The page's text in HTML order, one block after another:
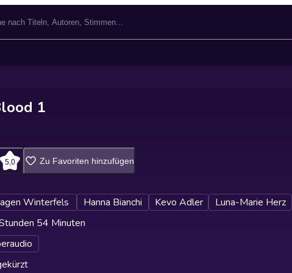
1
5,0 Zu Favoriten hinzufügen
Winterfels Hanna Bianchi Kevo Adler
Luna-Marie Herz
54 Minuten